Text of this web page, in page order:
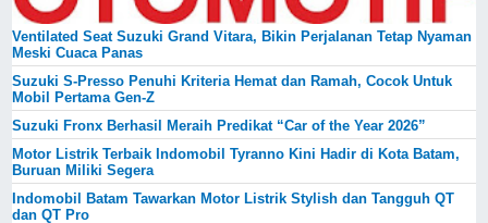
Ventilated Seat Suzuki Grand Vitara, Bikin Perjalanan Tetap Nyaman
Meski Cuaca Panas
Suzuki S-Presso Penuhi Kriteria Hemat dan Ramah, Cocok Untuk
Mobil Pertama Gen-Z
Suzuki Fronx Berhasil Meraih Predikat “Car of the Year 2026”
Motor Listrik Terbaik Indomobil Tyranno Kini Hadir di Kota Batam,
Buruan Miliki Segera
Indomobil Batam Tawarkan Motor Listrik Stylish dan Tangguh QT
dan QT Pro